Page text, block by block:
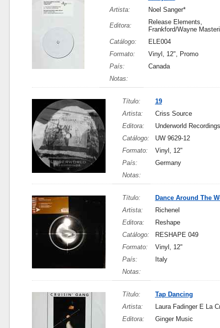
Artista:
Noel Sanger*
Editora:
Release Elements,
Frankford/Wayne
Catálogo:
ELE004
Formato:
Vinyl, 12", Promo
País:
Canada
Notas:
Título:
19
Artista:
Criss Source
Editora:
Underworld Recordings
Catálogo:
UW 9629-12
Formato:
Vinyl, 12"
País:
Germany
Notas:
Título:
Dance Around The
Artista:
Richenel
Editora:
Reshape
Catálogo:
RESHAPE 049
Formato:
Vinyl, 12"
País:
Italy
Notas:
Título:
Tap Dancing
Artista:
Laura Fadinger E La
Editora:
Ginger Music